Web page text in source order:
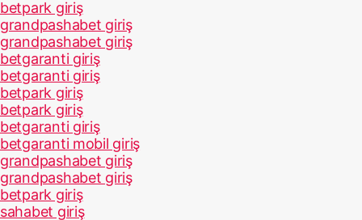
betpark giriş
grandpashabet giriş
grandpashabet giriş
betgaranti giriş
betgaranti giriş
betpark giriş
betpark giriş
betgaranti giriş
betgaranti mobil giriş
grandpashabet giriş
grandpashabet giriş
betpark giriş
sahabet giriş